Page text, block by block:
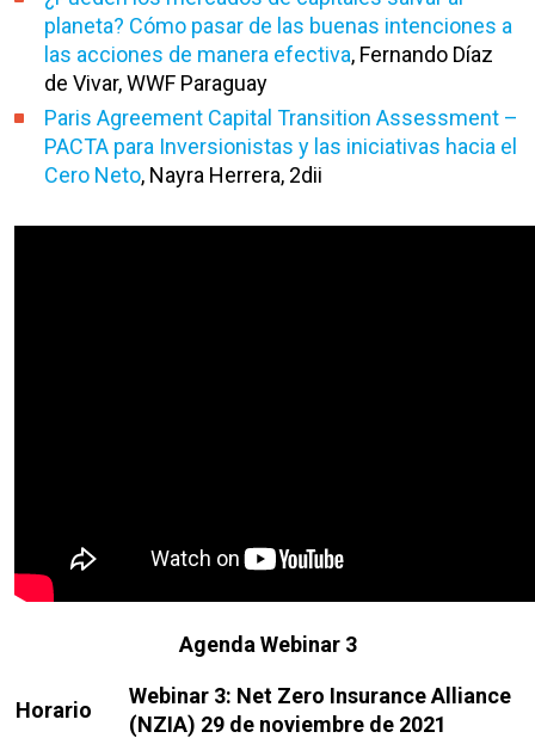
planeta? Cómo pasar de las buenas intenciones a
las acciones de manera efectiva, Fernando Díaz
de Vivar, WWF Paraguay
Paris Agreement Capital Transition Assessment –
PACTA para Inversionistas y las iniciativas hacia el
Cero Neto, Nayra Herrera, 2dii
Agenda Webinar 3
Horario
Webinar 3: Net Zero Insurance Alliance
(NZIA) 29 de noviembre de 2021